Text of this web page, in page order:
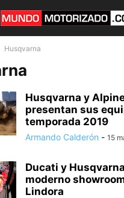
Husqvarna
Husqvarna y
presentan sus
temporada 2019
Armando Calderón - 15
Ducati y
moderno
Lindora